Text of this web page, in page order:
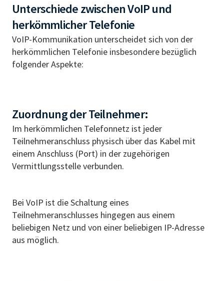
Unterschiede zwischen VoIP und
herkömmlicher Telefonie
VoIP-Kommunikation unterscheidet sich von der
herkömmlichen Telefonie insbesondere bezüglich
folgender Aspekte:
Zuordnung der Teilnehmer:
Im herkömmlichen Telefonnetz ist jeder
Teilnehmeranschluss physisch über das Kabel mit
einem Anschluss (Port) in der zugehörigen
Vermittlungsstelle verbunden.
Bei VoIP ist die Schaltung eines
Teilnehmeranschlusses hingegen aus einem
beliebigen Netz und von einer beliebigen IP-Adresse
aus möglich.